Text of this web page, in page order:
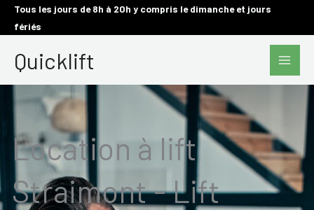
AllerTous les jours de 8h à 20h y compris le dimanche et jours
fériés
Quicklift
Main
Location à lift
Straimont - Lift